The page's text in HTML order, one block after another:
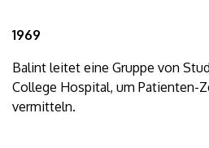
1969
Balint leitet eine Gruppe von
College Hospital, um Patienten-
vermitteln.